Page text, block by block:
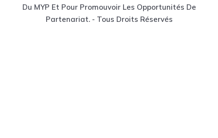
Du MYP Et Pour Promouvoir Les Opportunités De
Partenariat. - Tous Droits Réservés